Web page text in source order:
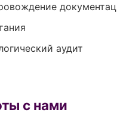
аудит
с нами